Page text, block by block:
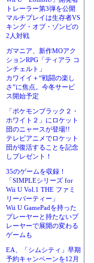
トレーラー第3弾を公開
マルチプレイは生存者VS
キング・オブ・ゾンビの
2人対戦
ガマニア、新作MOアク
ションRPG「ティアラ コ
ンチェルト」
カワイイ＋“戦闘の楽し
さ”に焦点。今冬サービ
ス開始予定
「ポケモンブラック２・
ホワイト２」にロケット
団のニャースが登場!!
テレビアニメでロケット
団が復活することを記念
しプレゼント！
35のゲームを収録！
「SIMPLEシリーズ for
Wii U Vol.1 THE ファミ
リーパーティー」
Wii U GamePadを持った
プレーヤーと持たないプ
レーヤーで展開の変わる
ゲームも
EA、「シムシティ」早期
予約キャンペーンを12月